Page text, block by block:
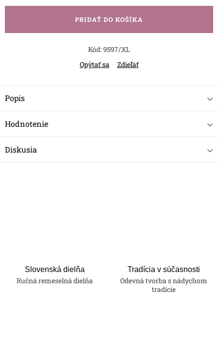
PRIDAŤ DO KOŠÍKA
Kód:9597/XL
Opýtať sa
Zdieľať
Popis
Hodnotenie
Diskusia
Slovenská dielňa
Ručná remeselná dielňa
Tradícia v súčasnosti
Odevná tvorba s nádychom
tradície